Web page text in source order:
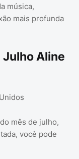
música,
mais profunda
Julho Aline
mês de julho,
você pode